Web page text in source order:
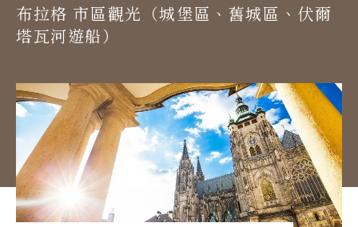
布拉格 市區觀光（城堡區、舊城區、伏爾
塔瓦河遊船）